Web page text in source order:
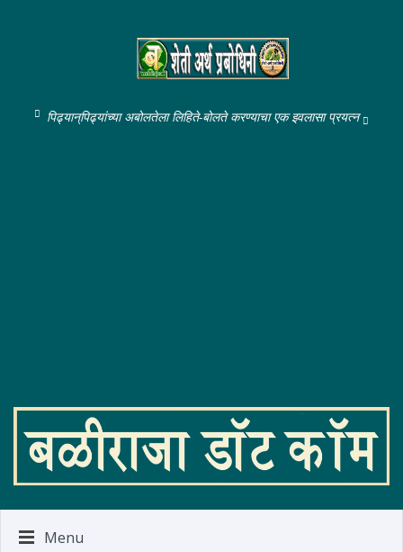
पिढ्यान्‌पिढ्यांच्या अबोलतेला लिहिते-बोलते करण्याचा एक इवलासा प्रयत्न
Menu